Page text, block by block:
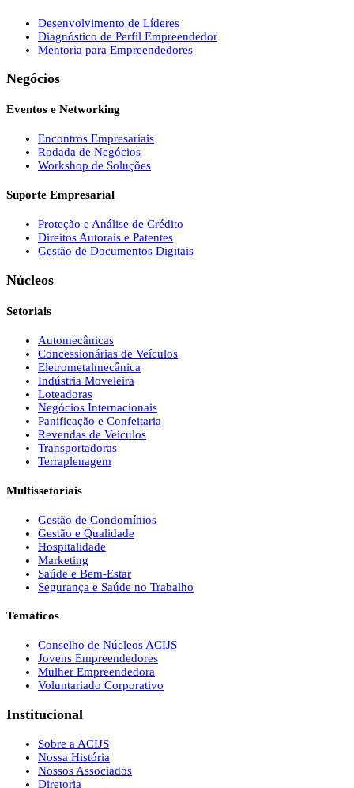
Desenvolvimento de Líderes
Diagnóstico de Perfil Empreendedor
Mentoria para Empreendedores
Negócios
Eventos e Networking
Encontros Empresariais
Rodada de Negócios
Workshop de Soluções
Suporte Empresarial
Proteção e Análise de Crédito
Direitos Autorais e Patentes
Gestão de Documentos Digitais
Núcleos
Setoriais
Automecânicas
Concessionárias de Veículos
Eletrometalmecânica
Indústria Moveleira
Loteadoras
Negócios Internacionais
Panificação e Confeitaria
Revendas de Veículos
Transportadoras
Terraplenagem
Multissetoriais
Gestão de Condomínios
Gestão e Qualidade
Hospitalidade
Marketing
Saúde e Bem-Estar
Segurança e Saúde no Trabalho
Temáticos
Conselho de Núcleos ACIJS
Jovens Empreendedores
Mulher Empreendedora
Voluntariado Corporativo
Institucional
Sobre a ACIJS
Nossa História
Nossos Associados
Diretoria